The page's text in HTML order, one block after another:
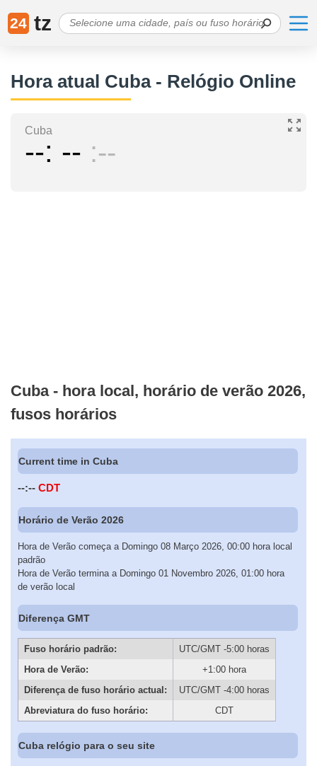
24 tz
Hora atual Cuba - Relógio Online
Cuba
-- -- --
Cuba - hora local, horário de verão 2026,
fusos horários
Current time in Cuba
--:-- CDT
Horário de Verão 2026
Hora de Verão começa a Domingo 08 Março 2026, 00:00 hora local
padrão
Hora de Verão termina a Domingo 01 Novembro 2026, 01:00 hora
de verão local
Diferença GMT
Fuso horário padrão:
UTC/GMT -5:00 horas
Hora de Verão:
+1:00 hora
Diferença de fuso horário actual:
UTC/GMT -4:00 horas
Abreviatura do fuso horário:
CDT
Cuba relógio para o seu site